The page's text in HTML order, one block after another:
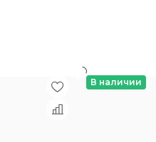
В наличии